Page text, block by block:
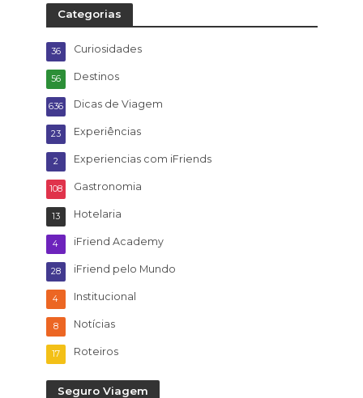
Categorias
Curiosidades
36
Destinos
56
Dicas de Viagem
636
Experiências
23
Experiencias com iFriends
2
Gastronomia
108
Hotelaria
13
iFriend Academy
4
iFriend pelo Mundo
28
Institucional
4
Notícias
8
Roteiros
17
Seguro Viagem